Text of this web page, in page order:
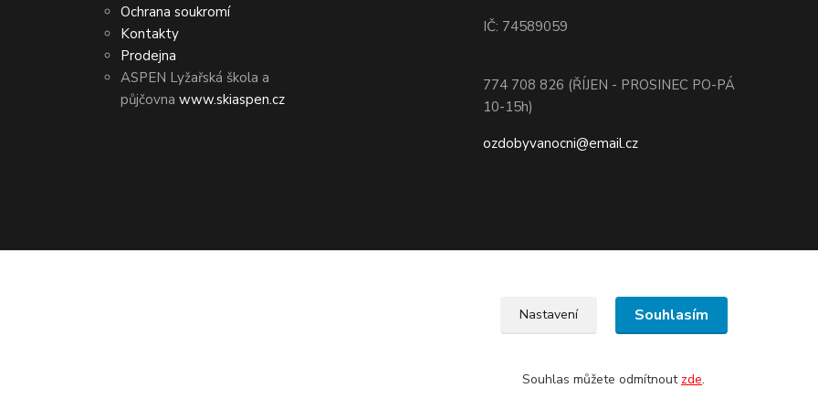
Ochrana soukromí
Kontakty
Prodejna
ASPEN Lyžařská škola a
půjčovna www.skiaspen.cz
IČ: 74589059
774 708 826 (ŘÍJEN - PROSINEC PO-PÁ
10-15h)
ozdobyvanocni@email.cz
Nastavení Souhlasím
Souhlas můžete odmítnout zde.